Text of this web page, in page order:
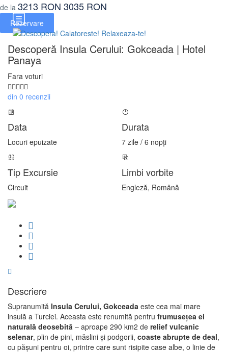
de la 3213 RON 3035 RON
Rezervare
Descoperă Insula Cerului: Gokceada | Hotel
Panaya
Fara voturi
din 0 recenzii
Data
Locuri epuizate
Durata
7 zile / 6 nopți
Tip Excursie
Circuit
Limbi vorbite
Engleză, Română
Descriere
Supranumită Insula Cerului, Gokceada este cea mai mare
insulă a Turciei. Aceasta este renumită pentru frumuseţea ei
naturală deosebită – aproape 290 km2 de relief vulcanic
selenar, plin de pini, măslini şi podgorii, coaste abrupte de deal,
cu păşuni pentru oi, printre care sunt risipite case albe, o linie de